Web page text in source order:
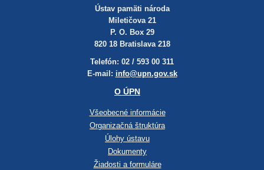
Ústav pamäti národa
Miletičova 21
P. O. Box 29
820 18 Bratislava 218
Telefón: 02 / 593 00 311
E-mail: info@upn.gov.sk
O ÚPN
Všeobecné informácie
Organizačná štruktúra
Úlohy ústavu
Dokumenty
Žiadosti a formuláre